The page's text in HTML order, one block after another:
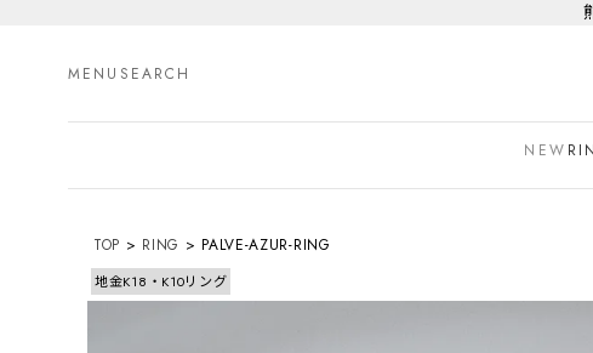
MENU SEARCH
NEW
TOP RING PALVE-AZUR-RING
地金K18・K10リング